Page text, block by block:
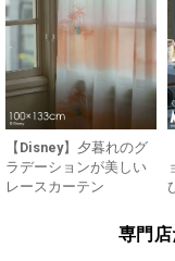
【Disney】夕暮れのグ
ラデーションが美しい
レースカーテン
専門